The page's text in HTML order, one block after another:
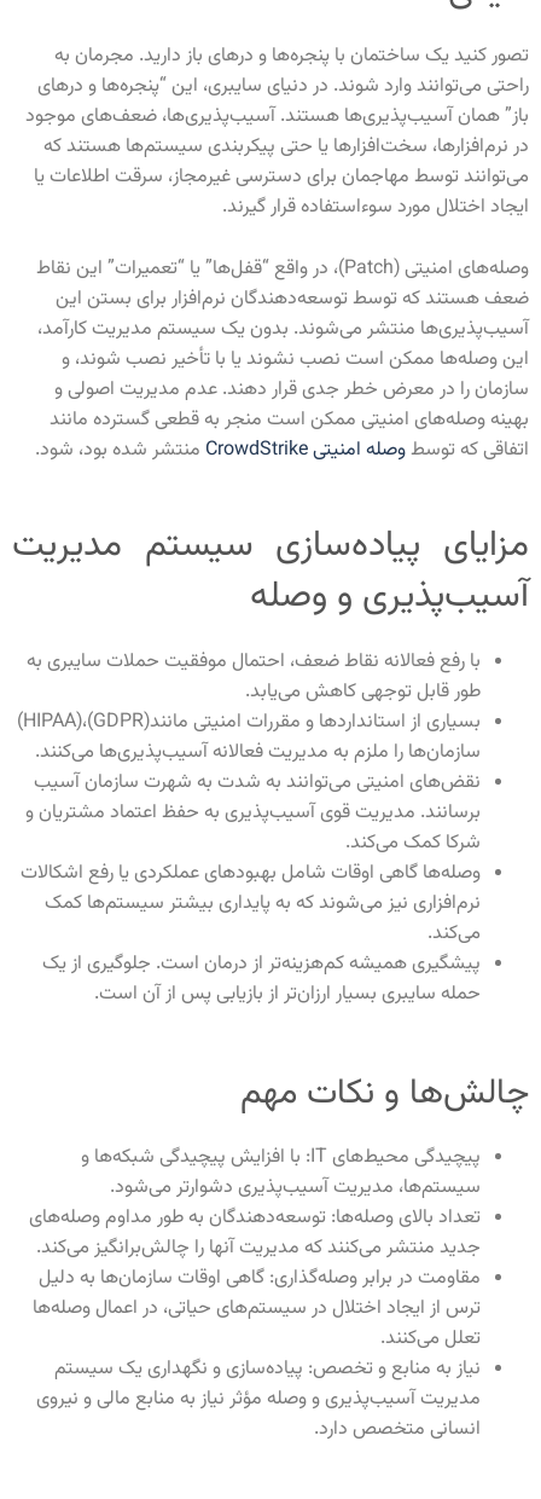
تصور کنید یک ساختمان با پنجره‌ها و درهای باز دارید. مجرمان به
راحتی می‌توانند وارد شوند. در دنیای سایبری، این “پنجره‌ها و درهای
باز” همان آسیب‌پذیری‌ها هستند. آسیب‌پذیری‌ها، ضعف‌های موجود
در نرم‌افزارها، سخت‌افزارها یا حتی پیکربندی سیستم‌ها هستند که
می‌توانند توسط مهاجمان برای دسترسی غیرمجاز، سرقت اطلاعات یا
ایجاد اختلال مورد سوءاستفاده قرار گیرند.
وصله‌های امنیتی(Patch)
، در واقع “قفل‌ها” یا “تعمیرات” این نقاط
ضعف هستند که توسط توسعه‌دهندگان نرم‌افزار برای بستن این
آسیب‌پذیری‌ها منتشر می‌شوند. بدون یک سیستم مدیریت کارآمد،
این وصله‌ها ممکن است نصب نشوند یا با تأخیر نصب شوند، و
سازمان را در معرض خطر جدی قرار دهند. عدم مدیریت اصولی و
بهینه وصله‌های امنیتی ممکن است منجر به قطعی گسترده مانند
اتفاقی که توسطوصله امنیتی CrowdStrike منتشر شده بود، شود.
مزایای پیاده‌سازی سیستم مدیریت
آسیب‌پذیری و وصله
با رفع فعالانه نقاط ضعف، احتمال موفقیت حملات سایبری به
طور قابل توجهی کاهش می‌یابد.
بسیاری از استانداردها و مقررات امنیتی مانند(GDPR)،(HIPAA)
سازمان‌ها را ملزم به مدیریت فعالانه آسیب‌پذیری‌ها می‌کنند.
نقض‌های امنیتی می‌توانند به شدت به شهرت سازمان آسیب
برسانند. مدیریت قوی آسیب‌پذیری به حفظ اعتماد مشتریان و
شرکا کمک می‌کند.
وصله‌ها گاهی اوقات شامل بهبودهای عملکردی یا رفع اشکالات
نرم‌افزاری نیز می‌شوند که به پایداری بیشتر سیستم‌ها کمک
می‌کند.
پیشگیری همیشه کم‌هزینه‌تر از درمان است. جلوگیری از یک
حمله سایبری بسیار ارزان‌تر از بازیابی پس از آن است.
چالش‌ها و نکات مهم
پیچیدگی محیط‌های
: با افزایش پیچیدگی شبکه‌ها و
سیستم‌ها، مدیریت آسیب‌پذیری دشوارتر می‌شود.
تعداد بالای وصله‌ها: توسعه‌دهندگان به طور مداوم وصله‌های
جدید منتشر می‌کنند که مدیریت آنها را چالش‌برانگیز می‌کند.
مقاومت در برابر وصله‌گذاری: گاهی اوقات سازمان‌ها به دلیل
ترس از ایجاد اختلال در سیستم‌های حیاتی، در اعمال وصله‌ها
تعلل می‌کنند.
نیاز به منابع و تخصص: پیاده‌سازی و نگهداری یک سیستم
مدیریت آسیب‌پذیری و وصله مؤثر نیاز به منابع مالی و نیروی
انسانی متخصص دارد.